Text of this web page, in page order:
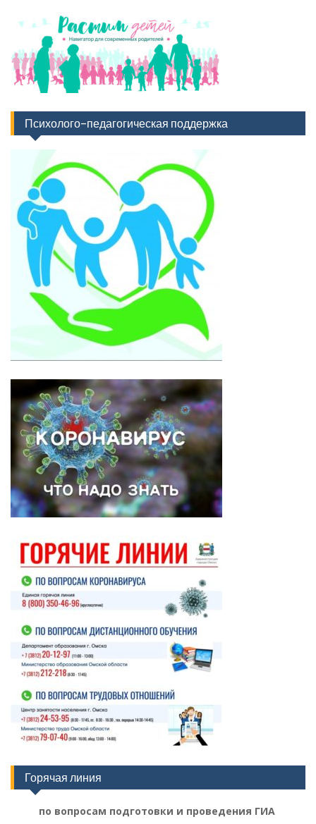
Психолого-педагогическая поддержка
Горячая линия
по вопросам подготовки и проведения ГИА